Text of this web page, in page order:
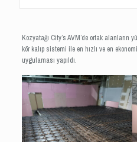
Kozyatağı City’s AVM’de ortak
kör kalıp sistemi ile en hızlı ve en
uygulaması yapıldı.